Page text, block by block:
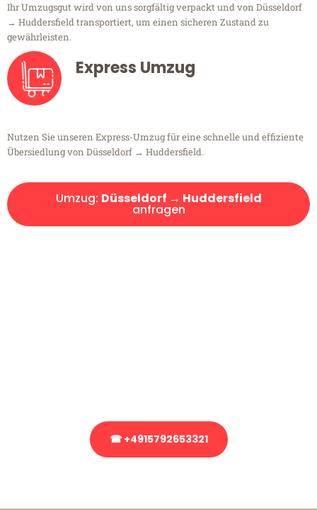
Ihr Umzugsgut wird von uns sorgfältig verpackt und von Düsseldorf
→ Huddersfield transportiert, um einen sicheren Zustand zu
gewährleisten.
Express Umzug
Nutzen Sie unseren Express-Umzug für eine schnelle und effiziente
Übersiedlung von Düsseldorf → Huddersfield.
Umzug: Düsseldorf → Huddersfield
anfragen
☎ +4915792653321